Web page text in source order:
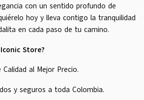
con un sentido profundo de
hoy y lleva contigo la tranquilidad
en cada paso de tu camino.
Store?
al Mejor Precio.
y seguros a toda Colombia.